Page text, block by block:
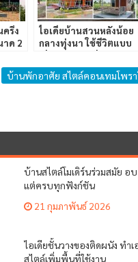
รึ่ง
าด 2
ไอเดียบ้านสวนหลังน้อย
กลางทุ่งนา ใช้ชีวิตแบบ
บ้านพักอาศัย สไตล์คอนเทมโพร
บ้านสไตล์โมเดิร์นร่วมสมัย อ
แต่ครบทุกฟังก์ชัน
21 กุมภาพันธ์ 2026
ไอเดียชั้นวางของติดผนัง ทำเ
สไตล์เพิ่มพื้นที่ใช้งาน